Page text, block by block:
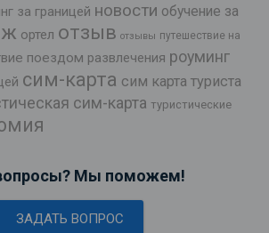
за границей новости обучение за
ортел отзыв отзывы путешествие на
поездом развлечения роуминг
сим-карта сим карта туриста
сим-карта туристические
Мы поможем!
ЗАДАТЬ ВОПРОС